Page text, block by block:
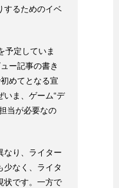
するためのイベ
予定していま
ー記事の書き
めてとなる宣
いま、ゲーム“デ
当が必要なの
なり、ライター
少なく、ライタ
状です。一方で